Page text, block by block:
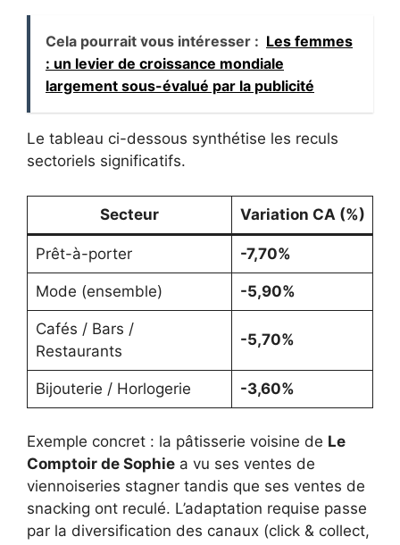
Cela pourrait vous intéresser : Les femmes
: un levier de croissance mondiale
largement sous-évalué par la publicité
Le tableau ci-dessous synthétise les reculs
sectoriels significatifs.
Secteur Variation CA (%)
Prêt-à-porter -7,70%
Mode (ensemble) -5,90%
Cafés / Bars /
Restaurants
-5,70%
Bijouterie / Horlogerie -3,60%
Exemple concret : la pâtisserie voisine de Le
Comptoir de Sophie a vu ses ventes de
viennoiseries stagner tandis que ses ventes de
snacking ont reculé. L’adaptation requise passe
par la diversification des canaux (click & collect,